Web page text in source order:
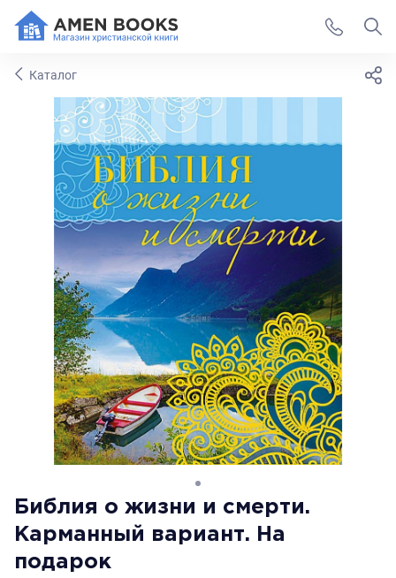
Каталог
Библия о жизни и смерти.
Карманный вариант. На
подарок